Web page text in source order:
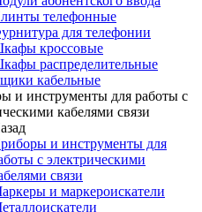
телефонные
для телефонии
кроссовые
распределительные
кабельные
и инструменты для работы с
кабелями связи
и инструменты для
с электрическими
связи
и маркероискатели